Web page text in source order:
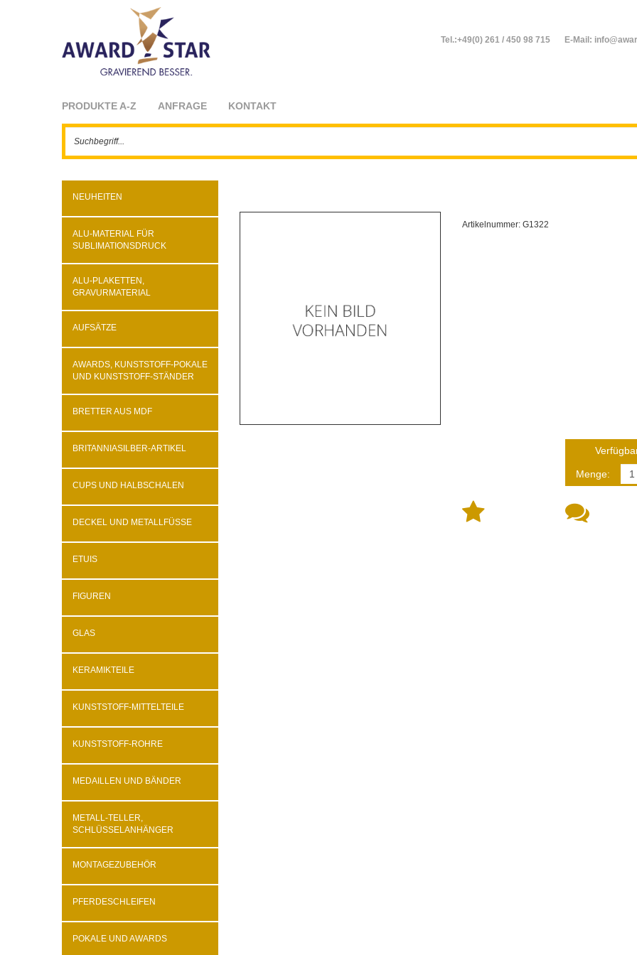
Tel.:+49(0) 261 / 450 98 715 E-Mail:
PRODUKTE A-Z ANFRAGE KONTAKT
NEUHEITEN
ALU-MATERIAL FÜR
SUBLIMATIONSDRUCK
ALU-PLAKETTEN,
GRAVURMATERIAL
AUFSÄTZE
AWARDS, KUNSTSTOFF-POKALE
UND KUNSTSTOFF-STÄNDER
BRETTER AUS MDF
BRITANNIASILBER-ARTIKEL
CUPS UND HALBSCHALEN
DECKEL UND METALLFÜSSE
ETUIS
FIGUREN
GLAS
KERAMIKTEILE
KUNSTSTOFF-MITTELTEILE
KUNSTSTOFF-ROHRE
MEDAILLEN UND BÄNDER
METALL-TELLER,
SCHLÜSSELANHÄNGER
MONTAGEZUBEHÖR
PFERDESCHLEIFEN
POKALE UND AWARDS
Artikelnummer: G1322
Menge: